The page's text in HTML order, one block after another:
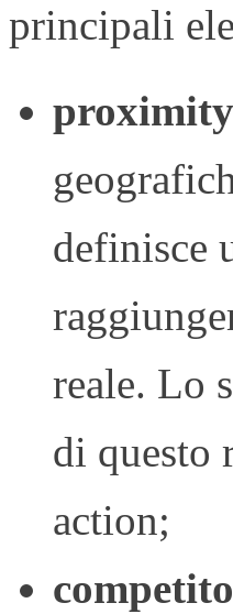
principali
proximity
definisce
reale. Lo
di questo
action;